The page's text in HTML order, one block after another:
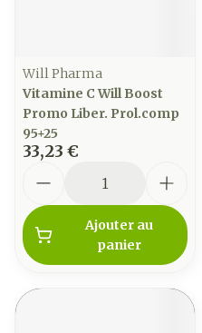
Will Pharma
Vitamine C Will Boost
Promo Liber. Prol.comp
95+25
33,23 €
Ajouter au
panier